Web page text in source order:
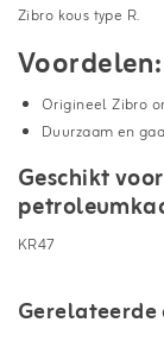
Zibro kous type R.
Voordelen:
Origineel Zibro
Duurzaam en
Geschikt
KR47